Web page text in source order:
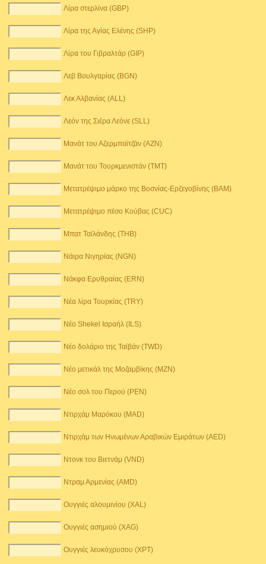
Λίρα στερλίνα (GBP)
Λίρα της Αγίας Ελένης (SHP)
Λίρα του Γιβραλτάρ (GIP)
Λεβ Βουλγαρίας (BGN)
Λεκ Αλβανίας (ALL)
Λεόν της Σιέρα Λεόνε (SLL)
Μανάτ του Αζερμπαϊτζάν (AZN)
Μανάτ του Τουρκμενιστάν (TMT)
Μετατρέψιμο μάρκο της Βοσνίας-Ερζεγοβίνης (BAM)
Μετατρέψιμο πέσο Κούβας (CUC)
Μπατ Ταϊλάνδης (THB)
Νάιρα Νιγηρίας (NGN)
Νάκφα Ερυθραίας (ERN)
Νέα λίρα Τουρκίας (TRY)
Νέο Shekel Ισραήλ (ILS)
Νέο δολάριο της Ταϊβάν (TWD)
Νέο μετικάλ της Μοζαμβίκης (MZN)
Νέο σολ του Περού (PEN)
Ντιρχάμ Μαρόκου (MAD)
Ντιρχάμ των Ηνωμένων Αραβικών Εμιράτων (AED)
Ντονκ του Βιετνάμ (VND)
Ντραμ Αρμενίας (AMD)
Ουγγιές αλουμινίου (XAL)
Ουγγιές ασημιού (XAG)
Ουγγιές λευκόχρυσου (XPT)